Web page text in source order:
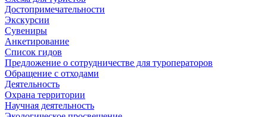
Достопримечательности
Экскурсии
Сувениры
Анкетирование
Список гидов
Предложение о сотрудничестве для туроператоров
Обращение с отходами
Деятельность
Охрана территории
Научная деятельность